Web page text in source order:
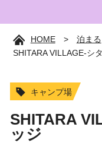
HOME> 泊まる
SHITARA VILLAGE-シ
キャンプ場
SHITARA
ッジ